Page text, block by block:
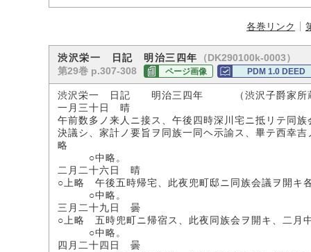
各巻リンク
渋沢栄一 日記 明治三四年
（DK290100k-0003）
第29巻 p.307-308
ページ画像 PDM 1.0 DEED
渋沢栄一 日記 明治三四年 （渋沢子爵家所
一月三十日 晴
午前数多ノ来人ニ接ス、午後四時深川宅ニ抵リテ同
決議シ、家計ノ要旨ヲ同族一同ヘ示諭ス、畢テ西幸
略
○中略。
二月二十六日 晴
○上略 午後五時帰宅、此夜兜町邸ニ同族会議ヲ開キ
○中略。
三月二十九日 曇
○上略 五時兜町ニ帰宿ス、此夜同族会ヲ開キ、二月
○中略。
四月二十四日 曇